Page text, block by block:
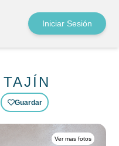
Iniciar Sesión
Guardar